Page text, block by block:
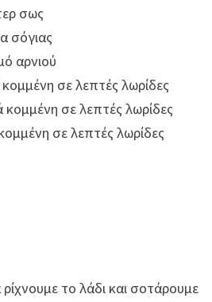
σως
σόγιας
αρνιού
κομμένη σε λεπτές λωρίδες
κομμένη σε λεπτές λωρίδες
σε λεπτές λωρίδες
το λάδι και σοτάρουμε